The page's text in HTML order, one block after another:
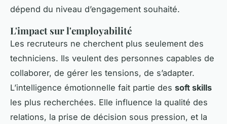
dépend du niveau d’engagement souhaité.
L'impact sur l'employabilité
Les recruteurs ne cherchent plus seulement des
techniciens. Ils veulent des personnes capables de
collaborer, de gérer les tensions, de s’adapter.
L’intelligence émotionnelle fait partie des soft skills
les plus recherchées. Elle influence la qualité des
relations, la prise de décision sous pression, et la